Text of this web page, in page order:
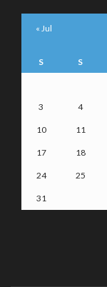
S S
3 4
10 11
17 18
24 25
31
« Jul